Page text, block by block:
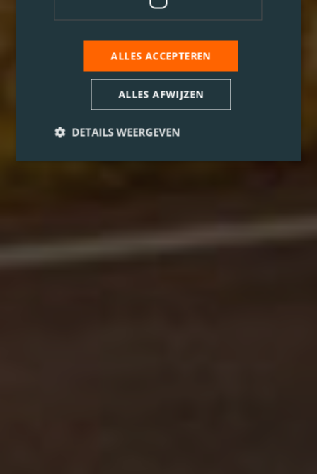
ALLES ACCEPTEREN
ALLES AFWIJZEN
DETAILS WEERGEVEN